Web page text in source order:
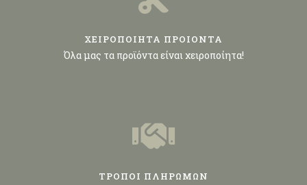
ΧΕΙΡΟΠΟΙΗΤΑ ΠΡΟΙΟΝΤΑ
Όλα μας τα προϊόντα είναι χειροποίητα!
ΤΡΟΠΟΙ ΠΛΗΡΩΜΩΝ